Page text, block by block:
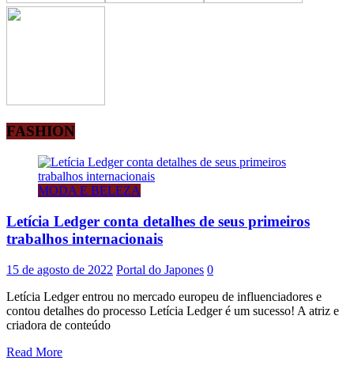
FASHION
MODA E BELEZA
Letícia Ledger conta detalhes de seus primeiros
trabalhos internacionais
15 de agosto de 2022 Portal do Japones 0
Letícia Ledger entrou no mercado europeu de influenciadores e
contou detalhes do processo Letícia Ledger é um sucesso! A atriz e
criadora de conteúdo
Read More